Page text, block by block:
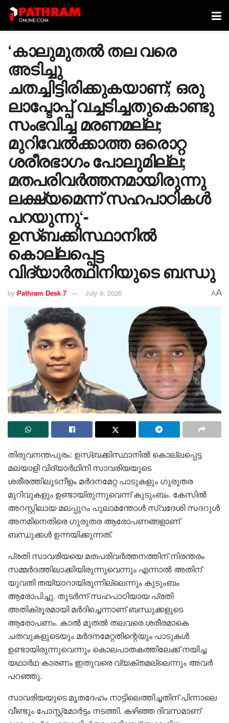
‘കാലുമുതൽ തല വരെ
അടിച്ചു
ചതച്ചിട്ടിരിക്കുകയാണ്; ഒരു
ലാപ്ടോപ്പ് വച്ചടിച്ചതുകൊണ്ടു
സംഭവിച്ച മരണമല്ല;
മുറിവേൽക്കാത്ത ഒരൊറ്റ
ശരീരഭാ​ഗം പോലുമില്ല;
മതപരിവർത്തനമായിരുന്നു
ലക്ഷ്യമെന്ന് സഹപാഠികൾ
പറയുന്നു‘-
ഉസ്ബക്കിസ്ഥാനിൽ
കൊല്ലപ്പെട്ട
വിദ്യാർത്ഥിനിയുടെ ബന്ധു
by Pathram Desk 7 July 9, 2026 AA
തിരുവനന്തപുരം: ഉസ്ബക്കിസ്ഥാനിൽ കൊല്ലപ്പെട്ട
മലയാളി വിദ്യാർഥിനി സാവരിയയുടെ
ശരീരത്തിലുടനീളം മർദനമേറ്റ പാടുകളും ഗുരുതര
മുറിവുകളും ഉണ്ടായിരുന്നുവെന്ന് കുടുംബം. കേസിൽ
അറസ്റ്റിലായ മലപ്പുറം പുലാമന്തോൾ സ്വദേശി സദറുൾ
അനമിനെതിരെ ഗുരുതര ആരോപണങ്ങളാണ്
ബന്ധുക്കൾ ഉന്നയിക്കുന്നത്.
പ്രതി സാവരിയയെ മതപരിവർത്തനത്തിന് നിരന്തരം
സമ്മർദത്തിലാക്കിയിരുന്നുവെന്നും എന്നാൽ അതിന്
യുവതി തയ്യാറായിരുന്നില്ലെന്നും കുടുംബം
ആരോപിച്ചു. തുടർന്ന് സഹപാഠിയായ പ്രതി
അതിക്രൂരമായി മർദിച്ചെന്നാണ് ബന്ധുക്കളുടെ
ആരോപണം. കാൽ മുതൽ തലവരെ ശരീരമാകെ
ചതവുകളുടെയും മർദനമേറ്റതിന്റെയും പാടുകൾ
ഉണ്ടായിരുന്നുവെന്നും കൊലപാതകത്തിലേക്ക് നയിച്ച
യഥാർഥ കാരണം ഇതുവരെ വ്യക്തമല്ലെന്നും അവർ
പറഞ്ഞു.
സാവരിയയുടെ മൃതദേഹം നാട്ടിലെത്തിച്ചതിന് പിന്നാലെ
വീണ്ടും പോസ്റ്റ്മോർട്ടം നടത്തി. കഴിഞ്ഞ ദിവസമാണ്